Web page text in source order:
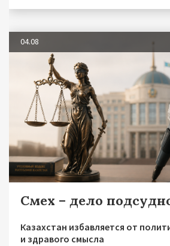
04.08
Смех – дело
Казахстан избавляется от
и здравого смысла